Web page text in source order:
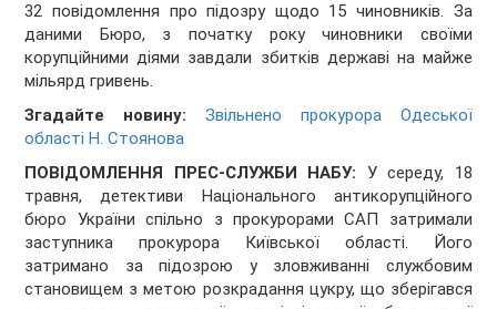
32 повідомлення про підозру щодо 15 чиновників. За
даними Бюро, з початку року чиновники своїми
корупційними діями завдали збитків державі на майже
мільярд гривень.
Згадайте новину:
Звільнено прокурора Одеської
області Н. Стоянова
ПОВІДОМЛЕННЯ ПРЕС-СЛУЖБИ НАБУ: У середу, 18
травня, детективи Національного антикорупційного
бюро України спільно з прокурорами САП затримали
заступника прокурора Київської області. Його
затримано за підозрою у зловживанні службовим
становищем з метою розкрадання цукру, що зберігався